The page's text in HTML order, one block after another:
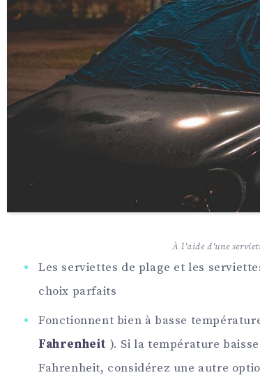
À l'aide d'une
Les serviettes de plage et les
choix parfaits
Fonctionnent bien à basse
Fahrenheit ). Si la température
Fahrenheit, considérez une autre